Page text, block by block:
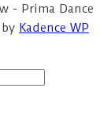
- Prima Dance
Kadence WP